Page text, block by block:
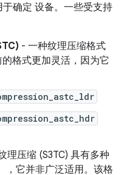
于确定 设备。一些受支持
- 一种纹理压缩格式
格式更加灵活，因为它
理压缩 (S3TC) 具有多种
，它并非广泛适用。该格